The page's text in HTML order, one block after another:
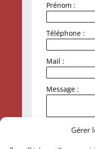
Gérer
Prénom :
Téléphone :
Mail :
Message :
J'accepte